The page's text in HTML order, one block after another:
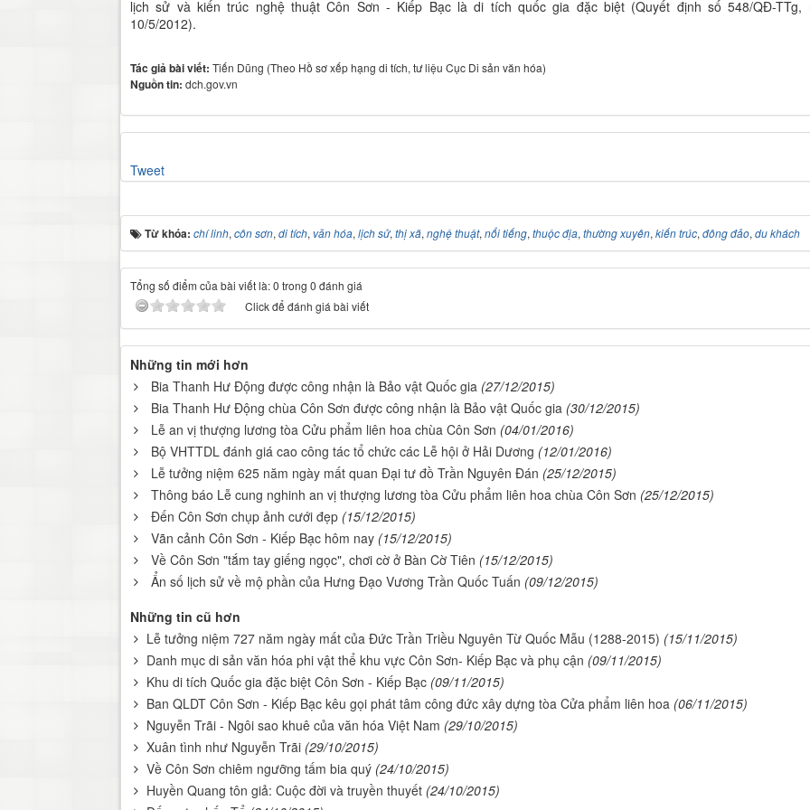
lịch sử và kiến trúc nghệ thuật Côn Sơn - Kiếp Bạc là di tích quốc gia đặc biệt (Quyết định số 548/QĐ-TTg,
10/5/2012).
Tác giả bài viết: Tiến Dũng (Theo Hồ sơ xếp hạng di tích, tư liệu Cục Di sản văn hóa)
Nguồn tin: dch.gov.vn
Tweet
Từ khóa: chí linh, côn sơn, di tích, văn hóa, lịch sử, thị xã, nghệ thuật, nổi tiếng, thuộc địa, thường xuyên, kiến trúc, đông đảo, du khách
Tổng số điểm của bài viết là: 0 trong 0 đánh giá
Click để đánh giá bài viết
Những tin mới hơn
Bia Thanh Hư Động được công nhận là Bảo vật Quốc gia (27/12/2015)
Bia Thanh Hư Động chùa Côn Sơn được công nhận là Bảo vật Quốc gia (30/12/2015)
Lễ an vị thượng lương tòa Cửu phẩm liên hoa chùa Côn Sơn (04/01/2016)
Bộ VHTTDL đánh giá cao công tác tổ chức các Lễ hội ở Hải Dương (12/01/2016)
Lễ tưởng niệm 625 năm ngày mất quan Đại tư đồ Trần Nguyên Đán (25/12/2015)
Thông báo Lễ cung nghinh an vị thượng lương tòa Cửu phẩm liên hoa chùa Côn Sơn (25/12/2015)
Đến Côn Sơn chụp ảnh cưới đẹp (15/12/2015)
Vãn cảnh Côn Sơn - Kiếp Bạc hôm nay (15/12/2015)
Về Côn Sơn "tắm tay giếng ngọc", chơi cờ ở Bàn Cờ Tiên (15/12/2015)
Ẩn số lịch sử về mộ phần của Hưng Đạo Vương Trần Quốc Tuấn (09/12/2015)
Những tin cũ hơn
Lễ tưởng niệm 727 năm ngày mất của Đức Trần Triều Nguyên Từ Quốc Mẫu (1288-2015) (15/11/2015)
Danh mục di sản văn hóa phi vật thể khu vực Côn Sơn- Kiếp Bạc và phụ cận (09/11/2015)
Khu di tích Quốc gia đặc biệt Côn Sơn - Kiếp Bạc (09/11/2015)
Ban QLDT Côn Sơn - Kiếp Bạc kêu gọi phát tâm công đức xây dựng tòa Cửa phẩm liên hoa (06/11/2015)
Nguyễn Trãi - Ngôi sao khuê của văn hóa Việt Nam (29/10/2015)
Xuân tình như Nguyễn Trãi (29/10/2015)
Về Côn Sơn chiêm ngưỡng tấm bia quý (24/10/2015)
Huyền Quang tôn giả: Cuộc đời và truyền thuyết (24/10/2015)